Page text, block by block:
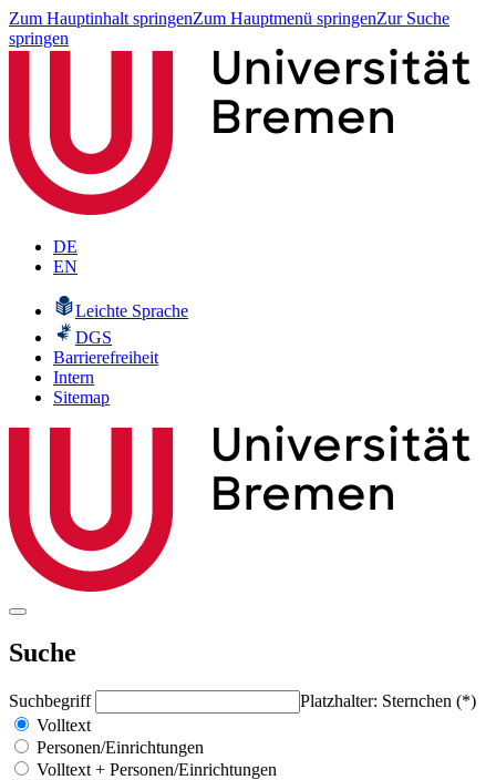
Zum Hauptinhalt springenZum Hauptmenü springenZur Suche
springen
DE
EN
Leichte Sprache
DGS
Barrierefreiheit
Intern
Sitemap
Suche
Suchbegriff
Platzhalter: Sternchen (*)
Volltext
Personen/Einrichtungen
Volltext + Personen/Einrichtungen